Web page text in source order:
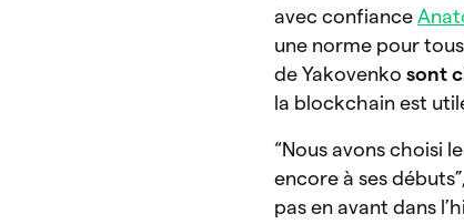
avec confiance
une norme pour
de Yakovenkosont
la blockchain est
“Nous avons choisi
encore à ses
pas en avant dans